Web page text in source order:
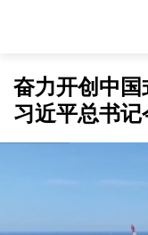
奋力开创中
习近平总书
上半年我国经营主